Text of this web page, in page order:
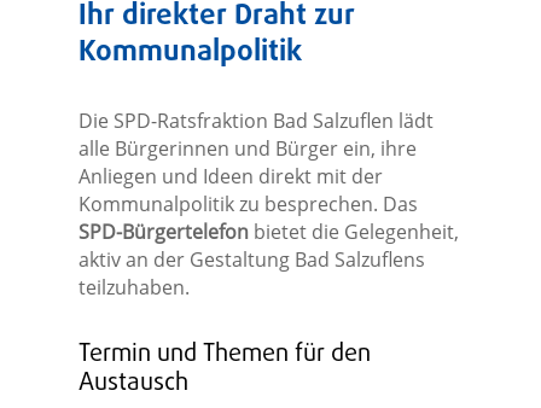
Ihr direkter Draht zur
Kommunalpolitik
Die SPD-Ratsfraktion Bad Salzuflen lädt
alle Bürgerinnen und Bürger ein, ihre
Anliegen und Ideen direkt mit der
Kommunalpolitik zu besprechen. Das
SPD-Bürgertelefonbietet die Gelegenheit,
aktiv an der Gestaltung Bad Salzuflens
teilzuhaben.
Termin und Themen für den
Austausch